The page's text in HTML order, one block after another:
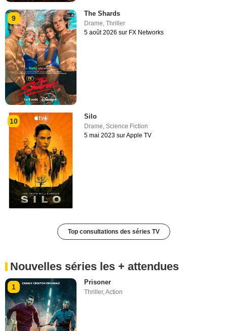
9
The Shards
Drame,Thriller
5 août 2026 sur FX Networks
10
Silo
Drame,Science Fiction
5 mai 2023 sur Apple TV
Top consultations des séries TV
Nouvelles séries les + attendues
1
Prisoner
Thriller,Action